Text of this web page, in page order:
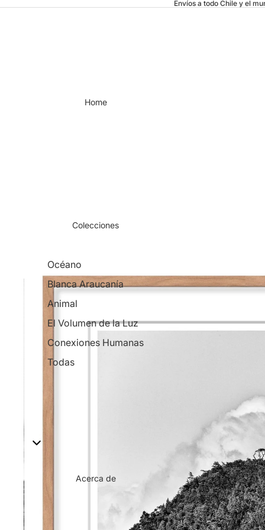
Envíos a todo Chile y el
Home
Colecciones
Océano
Blanca Araucanía
Animal
El Volumen de la Luz
Conexiones Humanas
Todas
Acerca de